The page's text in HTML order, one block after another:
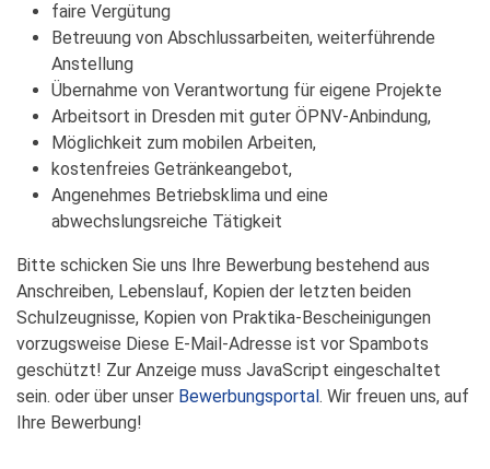
faire Vergütung
Betreuung von Abschlussarbeiten, weiterführende
Anstellung
Übernahme von Verantwortung für eigene Projekte
Arbeitsort in Dresden mit guter ÖPNV-Anbindung,
Möglichkeit zum mobilen Arbeiten,
kostenfreies Getränkeangebot,
Angenehmes Betriebsklima und eine
abwechslungsreiche Tätigkeit
Bitte schicken Sie uns Ihre Bewerbung bestehend aus
Anschreiben, Lebenslauf, Kopien der letzten beiden
Schulzeugnisse, Kopien von Praktika-Bescheinigungen
vorzugsweise Diese E-Mail-Adresse ist vor Spambots
geschützt! Zur Anzeige muss JavaScript eingeschaltet
sein. oder über unser Bewerbungsportal. Wir freuen uns, auf
Ihre Bewerbung!